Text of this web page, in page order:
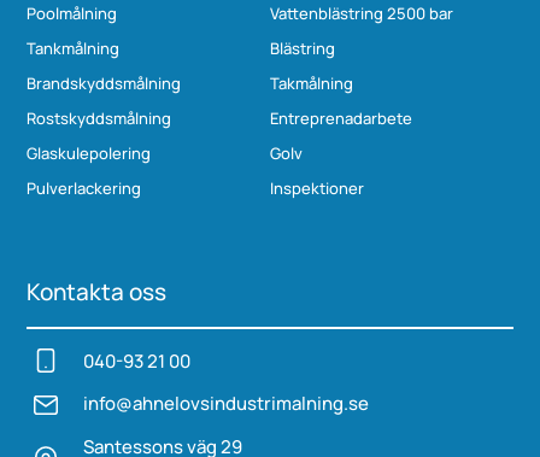
Poolmålning
Vattenblästring 2500 bar
Tankmålning
Blästring
Brandskyddsmålning
Takmålning
Rostskyddsmålning
Entreprenadarbete
Glaskulepolering
Golv
Pulverlackering
Inspektioner
Kontakta oss
040-93 21 00
info@ahnelovs­industrimalning.se
Santessons väg 29